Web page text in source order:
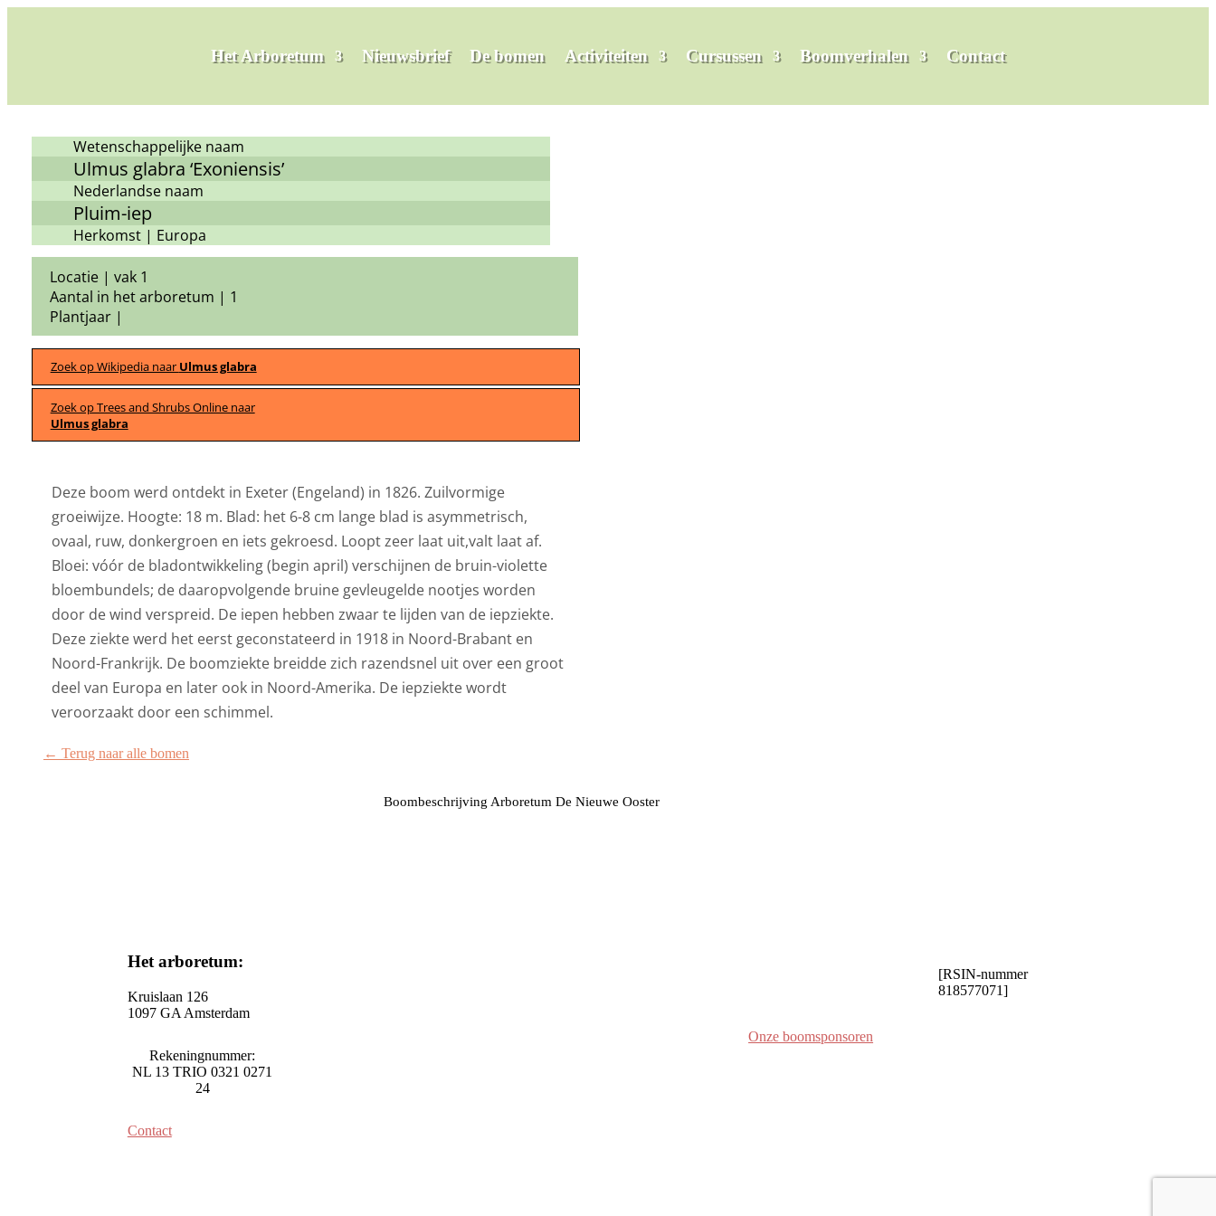
Het Arboretum Nieuwsbrief De bomen Activiteiten Cursussen Boomverhalen Contact
Wetenschappelijke naam
Ulmus glabra ‘Exoniensis’
Nederlandse naam
Pluim-iep
Herkomst | Europa
Locatie | vak 1
Aantal in het arboretum | 1
Plantjaar |
Zoek op Wikipedia naar Ulmus glabra
Zoek op Trees and Shrubs Online naar
Ulmus glabra
Deze boom werd ontdekt in Exeter (Engeland) in 1826. Zuilvormige
groeiwijze. Hoogte: 18 m. Blad: het 6-8 cm lange blad is asymmetrisch,
ovaal, ruw, donkergroen en iets gekroesd. Loopt zeer laat uit,valt laat af.
Bloei: vóór de bladontwikkeling (begin april) verschijnen de bruin-violette
bloembundels; de daaropvolgende bruine gevleugelde nootjes worden
door de wind verspreid. De iepen hebben zwaar te lijden van de iepziekte.
Deze ziekte werd het eerst geconstateerd in 1918 in Noord-Brabant en
Noord-Frankrijk. De boomziekte breidde zich razendsnel uit over een groot
deel van Europa en later ook in Noord-Amerika. De iepziekte wordt
veroorzaakt door een schimmel.
← Terug naar alle bomen
Boombeschrijving Arboretum De Nieuwe Ooster
Het arboretum:
Kruislaan 126
1097 GA Amsterdam
Rekeningnummer:
NL 13 TRIO 0321 0271
24
Contact
Onze boomsponsoren
[RSIN-nummer
818577071]